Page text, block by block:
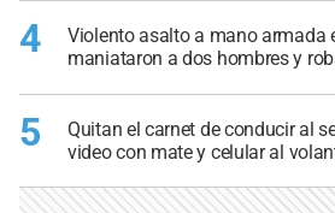
4
Violento asalto a mano armada
maniataron a dos hombres y
5
Quitan el carnet de conducir al
video con mate y celular al